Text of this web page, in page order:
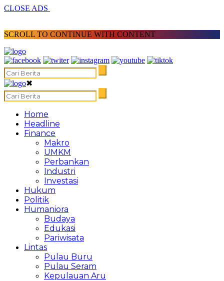
CLOSE ADS
SCROLL TO CONTINUE WITH CONTENT
✖
Home
Headline
Finance
Makro
UMKM
Perbankan
Industri
Investasi
Hukum
Politik
Humaniora
Budaya
Edukasi
Pariwisata
Lintas
Pulau Buru
Pulau Seram
Kepulauan Aru